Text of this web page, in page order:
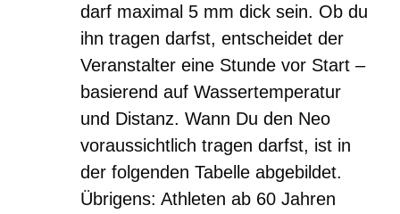
darf maximal 5 mm dick sein. Ob du
ihn tragen darfst, entscheidet der
Veranstalter eine Stunde vor Start –
basierend auf Wassertemperatur
und Distanz. Wann Du den Neo
voraussichtlich tragen darfst, ist in
der folgenden Tabelle abgebildet.
Übrigens: Athleten ab 60 Jahren